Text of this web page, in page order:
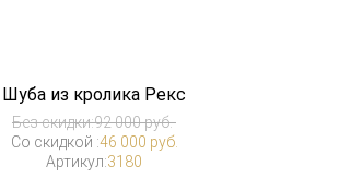
Шуба из кролика Рекс
Без скидки:92 000 руб.
Со скидкой :46 000 руб.
Артикул:3180